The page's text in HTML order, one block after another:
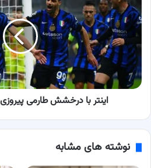
درخشش
طارمی
پیروزی
مهمی
کسب
کرد
اینتر با درخشش طارمی
نوشته های مشابه